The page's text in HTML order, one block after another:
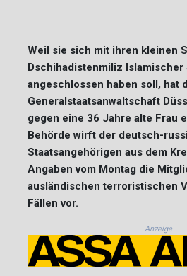
Weil sie sich mit ihren kleinen
Dschihadistenmiliz Islamischer
angeschlossen haben soll, hat
Generalstaatsanwaltschaft
gegen eine 36 Jahre alte Frau
Behörde wirft der deutsch-
Staatsangehörigen aus dem
Angaben vom Montag die
ausländischen terroristischen
Fällen vor.
Anzeige